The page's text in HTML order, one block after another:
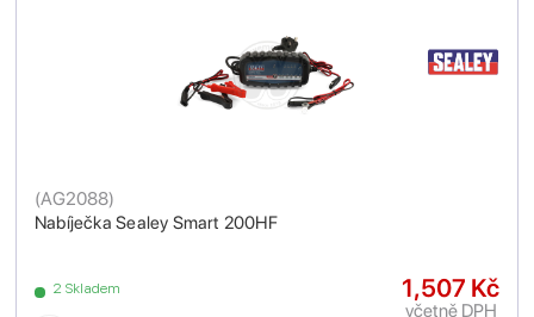
Nabíječka Sealey Smart 200HF
(AG2088)
2 Skladem 1,507 Kč
včetně DPH